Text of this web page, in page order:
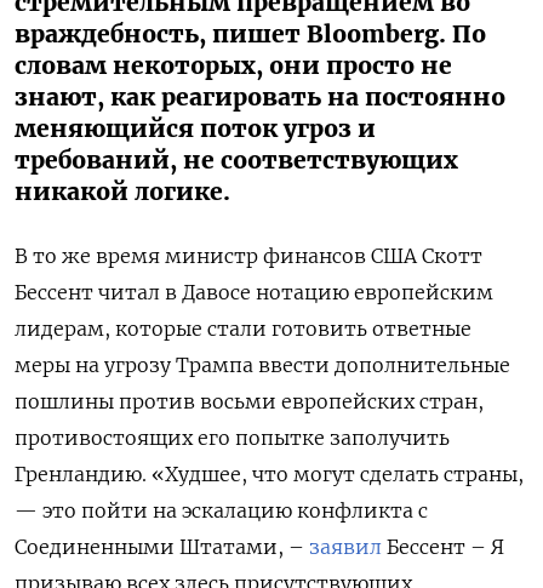
враждебность, пишет Bloomberg. По
словам некоторых, они просто не
знают, как реагировать на постоянно
меняющийся поток угроз и
требований, не соответствующих
никакой логике.
В то же время министр финансов США Скотт
Бессент читал в Давосе нотацию европейским
лидерам, которые стали готовить ответные
меры на угрозу Трампа ввести дополнительные
пошлины против восьми европейских стран,
противостоящих его попытке заполучить
Гренландию. «Худшее, что могут сделать страны,
— это пойти на эскалацию конфликта с
Соединенными Штатами, – заявил Бессент – Я
призываю всех здесь присутствующих